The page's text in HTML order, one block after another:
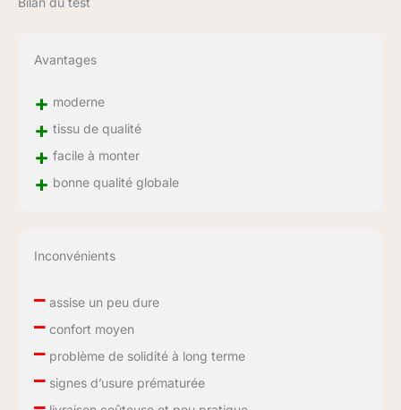
Avantages
+ moderne
+ tissu de qualité
+ facile à monter
+ bonne qualité globale
Inconvénients
–assise un peu dure
–confort moyen
–problème de solidité à long terme
–signes d’usure prématurée